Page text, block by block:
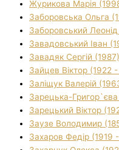
Журикова Марія
Заборовська Ольга
Заборовський
Завадовський Іван
Завадяк Сергій (1987)
Зайцев Віктор (1922
Заліщук Валерій
Зарецька-
Зарецький Віктор
Заузе Володимир
Захаров Федір (1919